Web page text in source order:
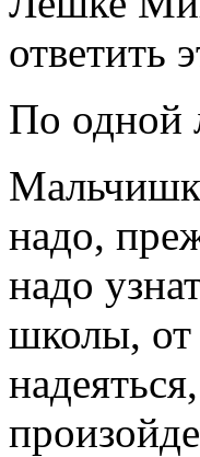
ответить
По одной
надо,
надо
школы, от